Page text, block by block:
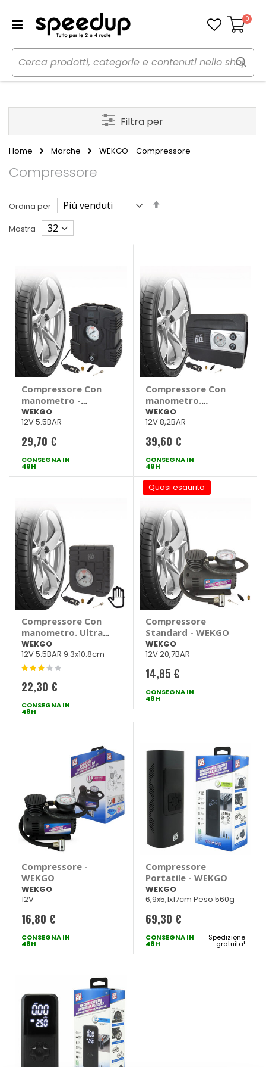
Carrello
0
Home Marche WEKGO - Compressore
Compressore
Ordina per
Imposta
Mostra
Compressore Con
manometro -
WEKGO
WEKGO
12V 5.5BAR
29,70 €
CONSEGNA IN
48H
Compressore Con
manometro.
Multifunzione -
WEKGO
WEKGO
12V 8,2BAR
39,60 €
CONSEGNA IN
48H
Compressore Con
manometro. Ultra
compatto - WEKGO
WEKGO
12V 5.5BAR 9.3x10.8cm
Valutazione:
60%
22,30 €
CONSEGNA IN
48H
Quasi esaurito
Compressore
Standard - WEKGO
WEKGO
12V 20,7BAR
14,85 €
CONSEGNA IN
48H
Compressore -
WEKGO
WEKGO
12V
16,80 €
CONSEGNA IN
48H
Compressore
Portatile - WEKGO
WEKGO
6,9x5,1x17cm Peso 560g
69,30 €
CONSEGNA IN
48H
Spedizione
gratuita!
Filtra per